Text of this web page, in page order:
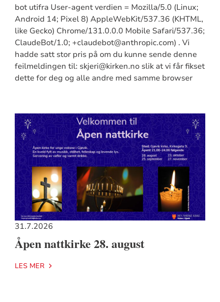
bot utifra User-agent verdien = Mozilla/5.0 (Linux;
Android 14; Pixel 8) AppleWebKit/537.36 (KHTML,
like Gecko) Chrome/131.0.0.0 Mobile Safari/537.36;
ClaudeBot/1.0; +claudebot@anthropic.com) . Vi
hadde satt stor pris på om du kunne sende denne
feilmeldingen til: skjeri@kirken.no slik at vi får fikset
dette for deg og alle andre med samme browser
31.7.2026
Åpen nattkirke 28. august
LES MER